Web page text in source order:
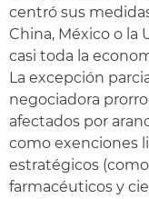
centró sus
China, México o la
casi toda la
La excepción
negociadora
afectados por
como exenciones
estratégicos
farmacéuticos y